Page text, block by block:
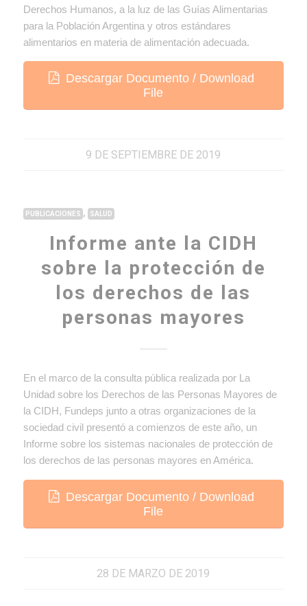
Derechos Humanos, a la luz de las Guías Alimentarias
para la Población Argentina y otros estándares
alimentarios en materia de alimentación adecuada.
Descargar Documento / Download
File
9 DE SEPTIEMBRE DE 2019
PUBLICACIONES , SALUD
Informe ante la CIDH
sobre la protección de
los derechos de las
personas mayores
En el marco de la consulta pública realizada por La
Unidad sobre los Derechos de las Personas Mayores de
la CIDH, Fundeps junto a otras organizaciones de la
sociedad civil presentó a comienzos de este año, un
Informe sobre los sistemas nacionales de protección de
los derechos de las personas mayores en América.
Descargar Documento / Download
File
28 DE MARZO DE 2019